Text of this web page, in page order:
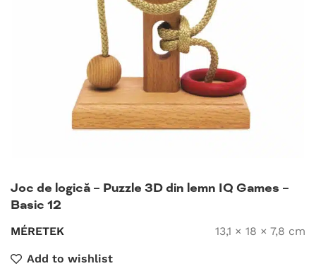
Joc de logică – Puzzle 3D din lemn IQ Games –
Basic 12
MÉRETEK 13,1 × 18 × 7,8 cm
Add to wishlist